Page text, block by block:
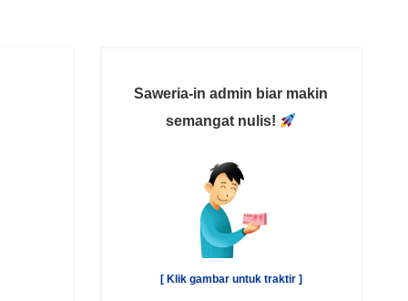
Saweria-in admin biar makin
semangat nulis!
[ Klik gambar untuk traktir ]